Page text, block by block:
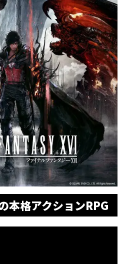
本格アクションRPG